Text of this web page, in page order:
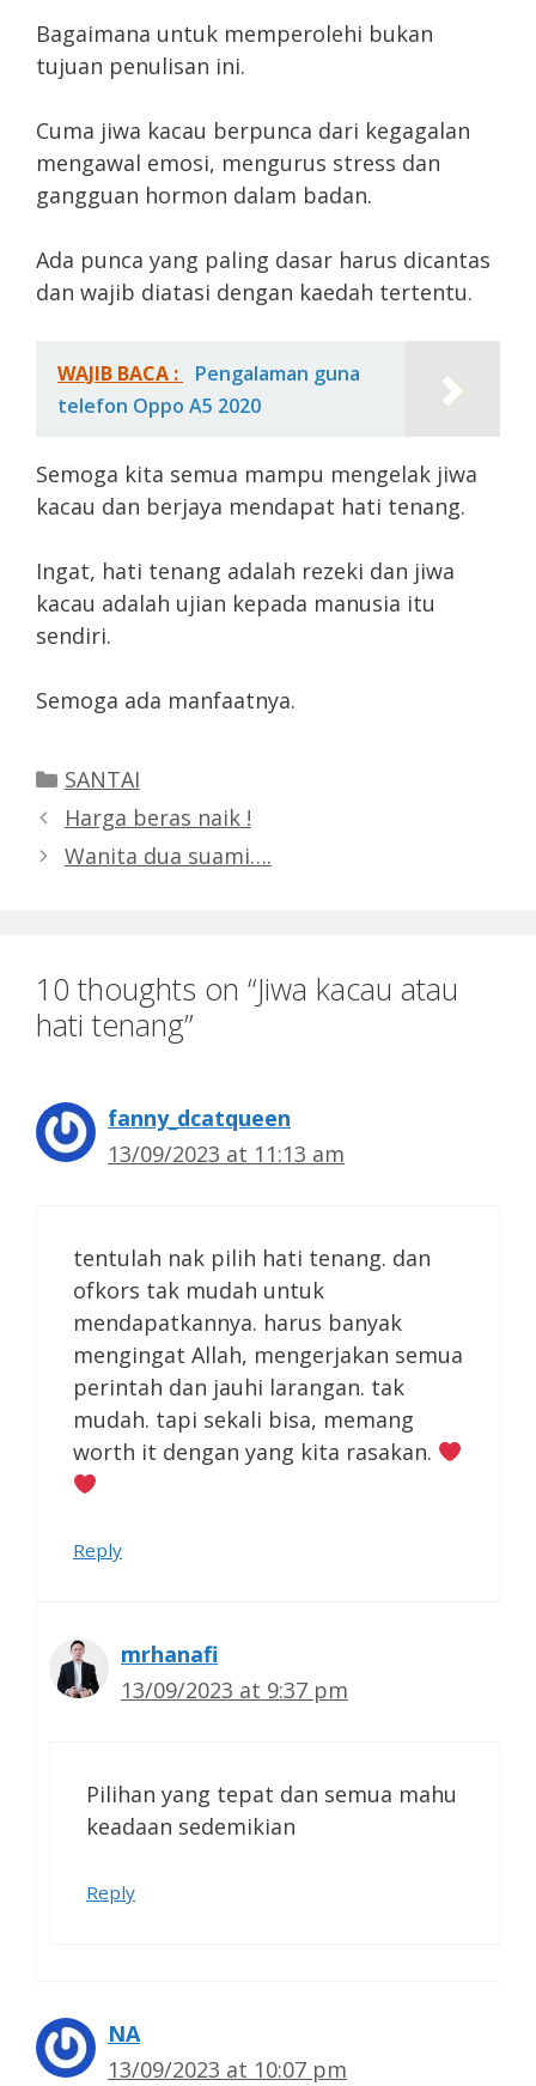
Bagaimana untuk memperolehi bukan
tujuan penulisan ini.
Cuma jiwa kacau berpunca dari kegagalan
mengawal emosi, mengurus stress dan
gangguan hormon dalam badan.
Ada punca yang paling dasar harus dicantas
dan wajib diatasi dengan kaedah tertentu.
WAJIB BACA :
Pengalaman guna
telefon Oppo A5 2020
Semoga kita semua mampu mengelak jiwa
kacau dan berjaya mendapat hati tenang.
Ingat, hati tenang adalah rezeki dan jiwa
kacau adalah ujian kepada manusia itu
sendiri.
Semoga ada manfaatnya.
Categories
SANTAI
Harga beras naik !
Wanita dua suami….
10 thoughts on “Jiwa kacau atau
hati tenang”
fanny_dcatqueen
13/09/2023 at 11:13 am
tentulah nak pilih hati tenang. dan
ofkors tak mudah untuk
mendapatkannya. harus banyak
mengingat Allah, mengerjakan semua
perintah dan jauhi larangan. tak
mudah. tapi sekali bisa, memang
worth it dengan yang kita rasakan.
Reply
mrhanafi
13/09/2023 at 9:37 pm
Pilihan yang tepat dan semua mahu
keadaan sedemikian
Reply
NA
13/09/2023 at 10:07 pm